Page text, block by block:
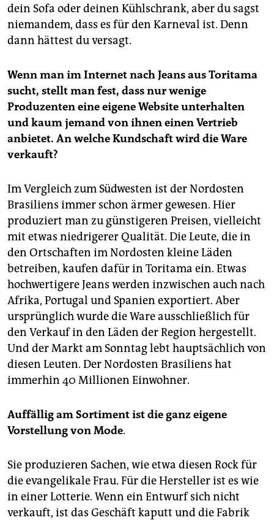
dein Sofa oder deinen Kühlschrank, aber du sagst
niemandem, dass es für den Karneval ist. Denn
dann hättest du versagt.
Wenn man im Internet nach Jeans aus Toritama
sucht, stellt man fest, dass nur wenige
Produzenten eine eigene Website unterhalten
und kaum jemand von ihnen einen Vertrieb
anbietet. An welche Kundschaft wird die Ware
verkauft?
Im Vergleich zum Südwesten ist der Nordosten
Brasiliens immer schon ärmer gewesen. Hier
produziert man zu günstigeren Preisen, vielleicht
mit etwas niedrigerer Qualität. Die Leute, die in
den Ortschaften im Nordosten kleine Läden
betreiben, kaufen dafür in Toritama ein. Etwas
hochwertigere Jeans werden inzwischen auch nach
Afrika, Portugal und Spanien exportiert. Aber
ursprünglich wurde die Ware ausschließlich für
den Verkauf in den Läden der Region hergestellt.
Und der Markt am Sonntag lebt hauptsächlich von
diesen Leuten. Der Nordosten Brasiliens hat
immerhin 40 Millionen Einwohner.
Auffällig am Sortiment ist die ganz eigene
Vorstellung von Mode.
Sie produzieren Sachen, wie etwa diesen Rock für
die evangelikale Frau. Für die Hersteller ist es wie
in einer Lotterie. Wenn ein Entwurf sich nicht
verkauft, ist das Geschäft kaputt und die Fabrik